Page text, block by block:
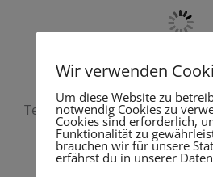
Termine:
Wir verwenden
Um diese Website zu
notwendig Cookies zu
Cookies sind erforderlich,
Funktionalität zu
brauchen wir für unsere
erfährst du in unserer